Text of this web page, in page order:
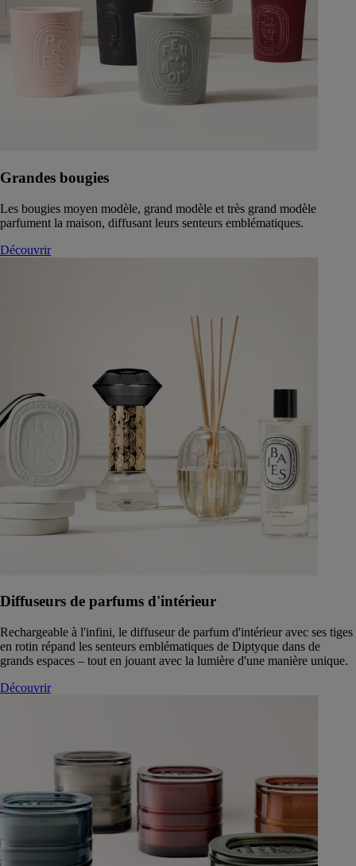
Grandes bougies
Les bougies moyen modèle, grand modèle et très grand modèle
parfument la maison, diffusant leurs senteurs emblématiques.
Découvrir
Diffuseurs de parfums d'intérieur
Rechargeable à l'infini, le diffuseur de parfum d'intérieur avec ses tiges
en rotin répand les senteurs emblématiques de Diptyque dans de
grands espaces – tout en jouant avec la lumière d'une manière unique.
Découvrir